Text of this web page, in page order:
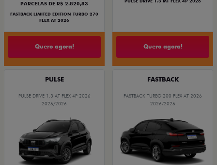
PARCELAS DE R$ 2.820,83
FASTBACK LIMITED EDITION TURBO 270
FLEX AT 2026
Quero agora! Quero agora!
PULSE
PULSE DRIVE 1.3 AT FLEX 4P 2026
2026/2026
FASTBACK
FASTBACK TURBO 200 FLEX AT 2026
2026/2026